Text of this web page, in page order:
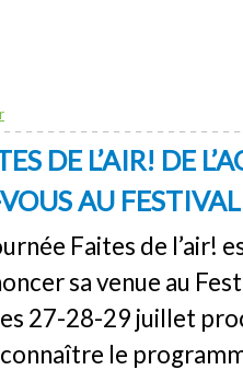
DE L’AIR! DE
AU
Faites de l’air!
sa venue au
27-28-29 juillet
le